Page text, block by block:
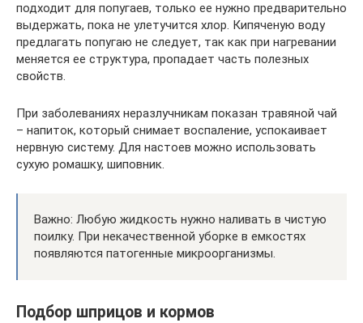
подходит для попугаев, только ее нужно предварительно
выдержать, пока не улетучится хлор. Кипяченую воду
предлагать попугаю не следует, так как при нагревании
меняется ее структура, пропадает часть полезных
свойств.
При заболеваниях неразлучникам показан травяной чай
– напиток, который снимает воспаление, успокаивает
нервную систему. Для настоев можно использовать
сухую ромашку, шиповник.
Важно: Любую жидкость нужно наливать в чистую
поилку. При некачественной уборке в емкостях
появляются патогенные микроорганизмы.
Подбор шприцов и кормов